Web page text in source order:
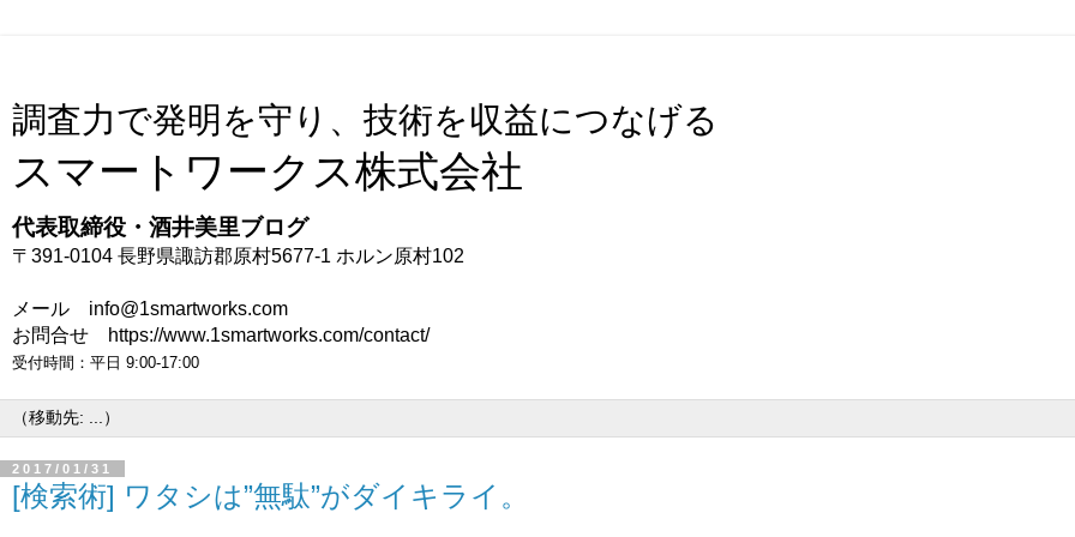
調査力で発明を守り、技術を収益につなげる
スマートワークス株式会社
代表取締役・酒井美里ブログ
〒391-0104 長野県諏訪郡原村5677-1 ホルン原村102
メール info@1smartworks.com
お問合せ https://www.1smartworks.com/contact/
受付時間：平日 9:00-17:00
2017/01/31
[検索術] ワタシは”無駄”がダイキライ。